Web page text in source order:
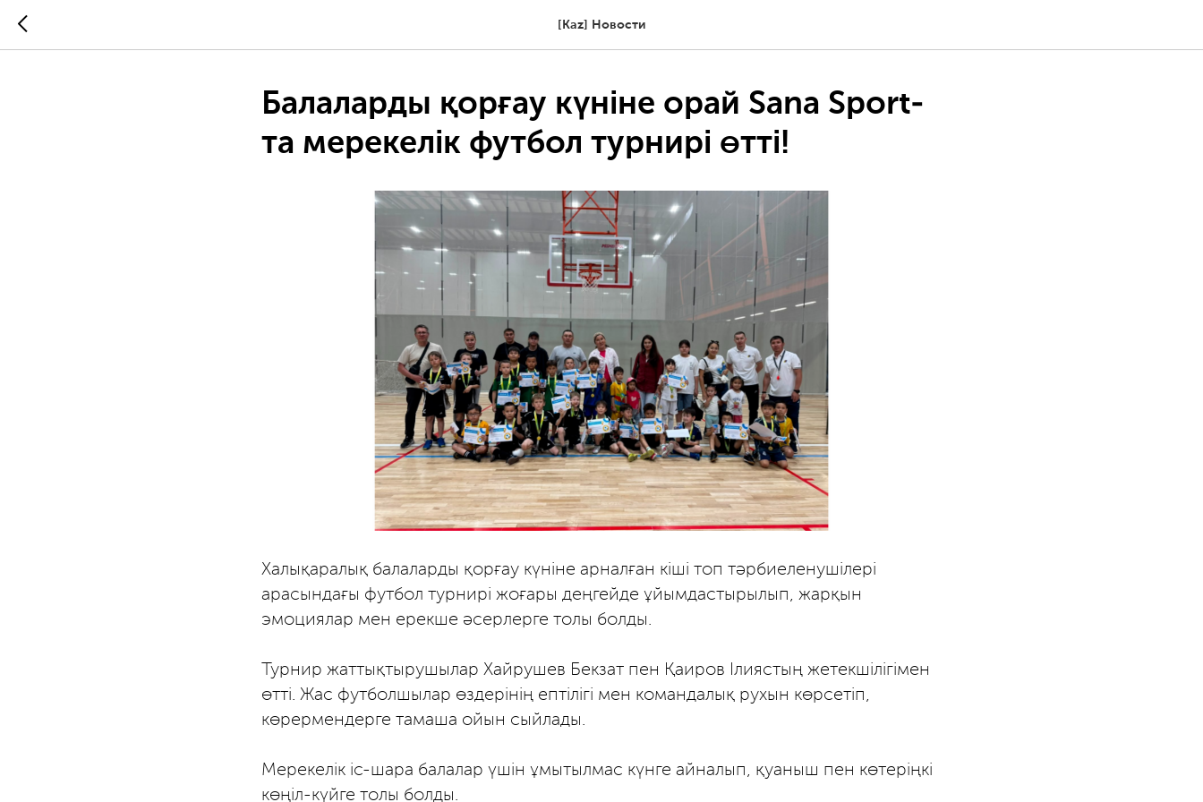
[Kaz] Новости
Балаларды қорғау күніне орай Sana Sport-
та мерекелік футбол турнирі өтті!
Халықаралық балаларды қорғау күніне арналған кіші топ тәрбиеленушілері
арасындағы футбол турнирі жоғары деңгейде ұйымдастырылып, жарқын
эмоциялар мен ерекше әсерлерге толы болды.
Турнир жаттықтырушылар Хайрушев Бекзат пен Қаиров Ілиястың жетекшілігімен
өтті. Жас футболшылар өздерінің ептілігі мен командалық рухын көрсетіп,
көрермендерге тамаша ойын сыйлады.
Мерекелік іс-шара балалар үшін ұмытылмас күнге айналып, қуаныш пен көтеріңкі
көңіл-күйге толы болды.